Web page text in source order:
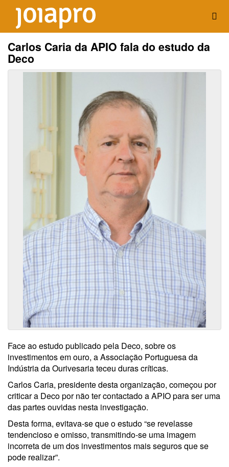
Carlos Caria da APIO fala do estudo da
Deco
Face ao estudo publicado pela Deco, sobre os
investimentos em ouro, a Associação Portuguesa da
Indústria da Ourivesaria teceu duras críticas.
Carlos Caria, presidente desta organização, começou por
criticar a Deco por não ter contactado a APIO para ser uma
das partes ouvidas nesta investigação.
Desta forma, evitava-se que o estudo “se revelasse
tendencioso e omisso, transmitindo-se uma imagem
incorreta de um dos investimentos mais seguros que se
pode realizar”.